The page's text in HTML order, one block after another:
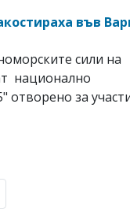
във
сили на
национално
отворено за